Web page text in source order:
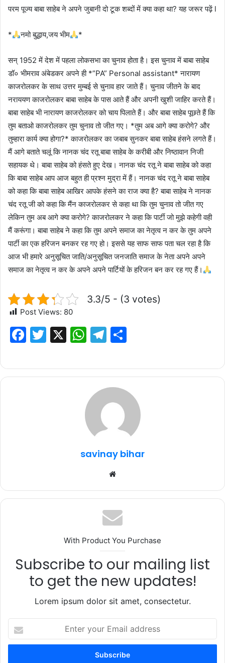
परम पूज्य बाबा साहेब ने अपने जुबानी दो टूक शब्दों में क्या कहा था? यह जरूर पढ़ें l
* नमो बुद्धाय,जय भीम *
सन् 1952 में देश में पहला लोकसभा का चुनाव होता है। इस चुनाव में बाबा साहेब
डॉ० भीमराव अंबेडकर अपने ही *”PA” Personal assistant* नारायण
काजरोलकर के साथ उत्तर मुम्बई से चुनाव हार जाते हैं। चुनाव जीतने के बाद
नराययण काजरोलकर बाबा साहेब के पास आते हैं और अपनी खुशी जाहिर करते हैं।
बाबा साहेब भी नारायण काजरोलकर को चाय पिलाते हैं। और बाबा साहेब पूछते हैं कि
तुम बताओ काजरोलकर तुम चुनाव तो जीत गए। *तुम अब आगे क्या करोगे? और
तुम्हारा कार्य क्या होगा?* काजरोलकर का जबाब सुनकर बाबा साहेब हंसने लगते हैं।
मैं आगे बताते चलूं कि नानक चंद रतू बाबा साहेब के करीबी और निष्ठावान निजी
सहायक थे। बाबा साहेब को हंसते हुए देख। नानक चंद रतू ने बाबा साहेब को कहा
कि बाबा साहेब आप आज बहुत ही प्रश्न मुद्रा में हैं। नानक चंद रतू ने बाबा साहेब
को कहा कि बाबा साहेब आखिर आपके हंसने का राज क्या है? बाबा साहेब ने नानक
चंद रतू जी को कहा कि मैंन काजरोलकर से कहा था कि तुम चुनाव तो जीत गए
लेकिन तुम अब आगे क्या करोगे? काजरोलकर ने कहा कि पार्टी जो मुझे कहेगी वही
मैं करूंगा। बाबा साहेब ने कहा कि तुम अपने समाज का नेतृत्व न कर के तुम अपने
पार्टी का एक हरिजन बनकर रह गए हो। इससे यह साफ साफ पता चल रहा है कि
आज भी हमारे अनुसूचित जाति/अनुसूचित जनजाति समाज के नेता अपने अपने
समाज का नेतृत्व न कर के अपने अपने पार्टियों के हरिजन बन कर रह गए हैं।
3.3/5 - (3 votes)
Post Views: 80
F
c
e
T
it
te
X
W
at
s
A
p
T
e
g
ra
ar
e
savinay bihar
With Product You Purchase
Subscribe to our mailing list
to get the new updates!
Lorem ipsum dolor sit amet, consectetur.
your
Email